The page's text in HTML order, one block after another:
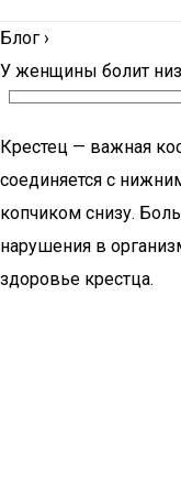
Блог ›
У женщины болит
Крестец — важная
соединяется с
копчиком снизу.
нарушения в
здоровье крестца.